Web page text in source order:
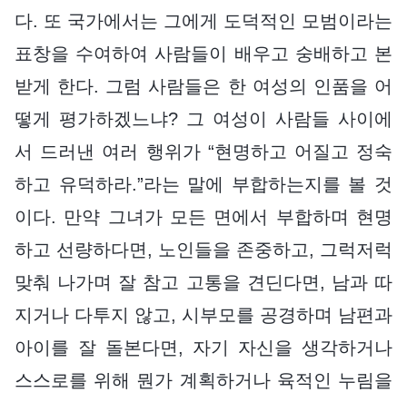
다. 또 국가에서는 그에게 도덕적인 모범이라는
표창을 수여하여 사람들이 배우고 숭배하고 본
받게 한다. 그럼 사람들은 한 여성의 인품을 어
떻게 평가하겠느냐? 그 여성이 사람들 사이에
서 드러낸 여러 행위가 “현명하고 어질고 정숙
하고 유덕하라.”라는 말에 부합하는지를 볼 것
이다. 만약 그녀가 모든 면에서 부합하며 현명
하고 선량하다면, 노인들을 존중하고, 그럭저럭
맞춰 나가며 잘 참고 고통을 견딘다면, 남과 따
지거나 다투지 않고, 시부모를 공경하며 남편과
아이를 잘 돌본다면, 자기 자신을 생각하거나
스스로를 위해 뭔가 계획하거나 육적인 누림을